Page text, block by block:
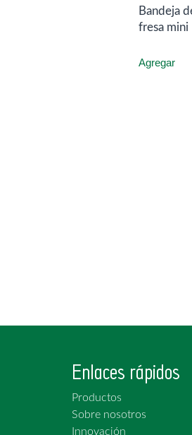
Bandeja
fresa mini
Agregar
Enlaces rápidos
Productos
Sobre nosotros
Innovación